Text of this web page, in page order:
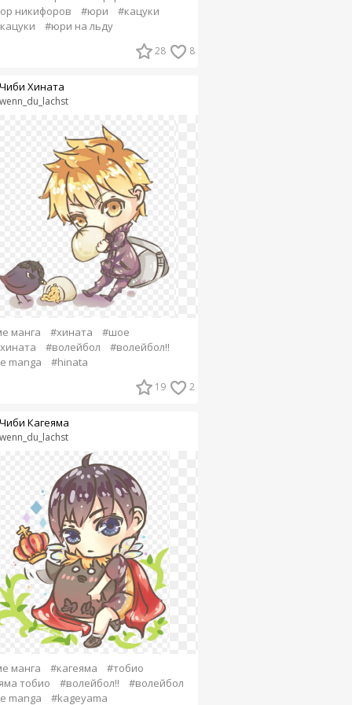
никифоров
#юри
#кацуки
#юри на льду
28 8
Хината
манга #хината
#шое
#волейбол
#волейбол!!
manga
#hinata
19 2
Кагеяма
манга #кагеяма
#тобио
тобио
#волейбол!!
#волейбол
manga
#kageyama